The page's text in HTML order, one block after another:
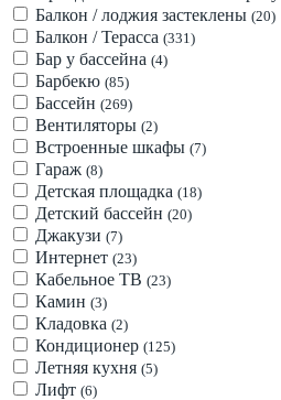
Балкон / лоджия застеклены (20)
Балкон / Терасса (331)
Бар у бассейна (4)
Барбекю (85)
Бассейн (269)
Вентиляторы (2)
Встроенные шкафы (7)
Гараж (8)
Детская площадка (18)
Детский бассейн (20)
Джакузи (7)
Интернет (23)
Кабельное ТВ (23)
Камин (3)
Кладовка (2)
Кондиционер (125)
Летняя кухня (5)
Лифт (6)